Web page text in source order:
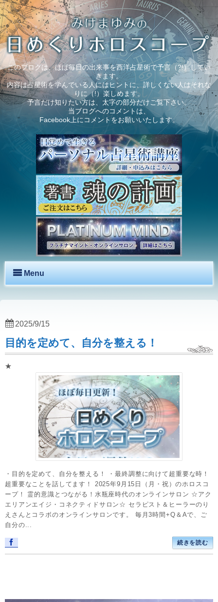
このブログは、ほぼ毎日の出来事を西洋占星術で予言（?!）してい
きます。
内容は占星術を学んでいる人にはヒントに、詳しくない人はそれな
りに（!）楽しめます。
予言だけ知りたい方は、太字の部分だけご覧下さい。
当ブログへのコメントは、
Facebook上にコメントをお願いいたします。
Menu
目的を定めて、自分を整える！
★
・目的を定めて、自分を整える！ ・最終調整に向けて超重要な時！
超重要なことを話してます！ 2025年9月15日（月・祝）のホロスコ
ープ！ 霊的意識とつながる！水瓶座時代のオンラインサロン ☆アク
エリアンエイジ・コネクティドサロン☆ セラピスト＆ヒーラーのり
えさんとコラボのオンラインサロンです。 毎月3時間+Q＆Aで、ご
自分の...
続きを読む
2025/9/15